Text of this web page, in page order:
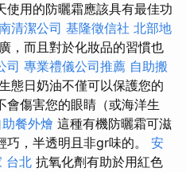
使用的防曬霜應該具有最佳功
清潔公司 基隆徵信社 北部地
，而且對於化妝品的習慣也
司 專業禮儀公司推薦 自助搬
態日奶油不僅可以保護您的
會傷害您的眼睛（或海洋生
助餐外燴 這種有機防曬霜可滋
，半透明且非gr味的。 安
台北 抗氧化劑有助於用紅色